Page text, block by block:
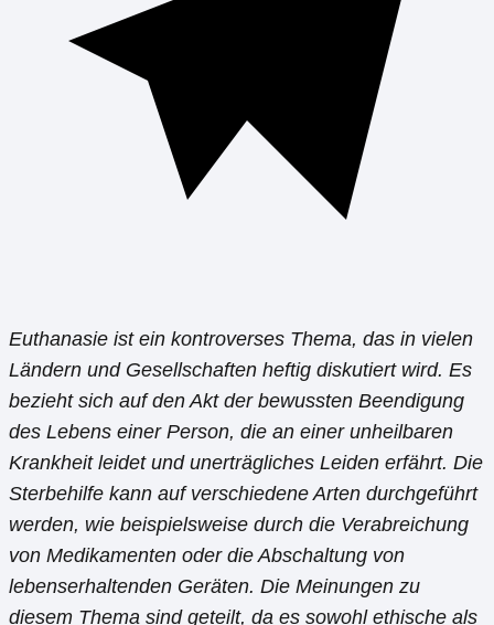
Euthanasie ist ein kontroverses Thema, das in vielen
Ländern und Gesellschaften heftig diskutiert wird. Es
bezieht sich auf den Akt der bewussten Beendigung
des Lebens einer Person, die an einer unheilbaren
Krankheit leidet und unerträgliches Leiden erfährt. Die
Sterbehilfe kann auf verschiedene Arten durchgeführt
werden, wie beispielsweise durch die Verabreichung
von Medikamenten oder die Abschaltung von
lebenserhaltenden Geräten. Die Meinungen zu
diesem Thema sind geteilt, da es sowohl ethische als